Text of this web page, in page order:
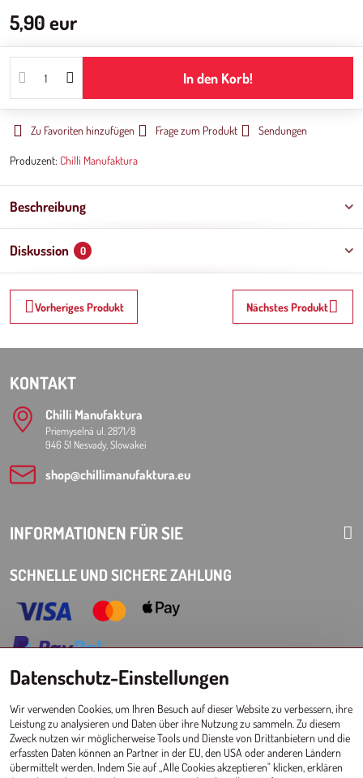
5,90 eur
In den Korb!
Zu Favoriten hinzufügen Frage zum Produkt Sendungen
Produzent: Chilli Manufaktura
Beschreibung
Diskussion 0
Vorheriges Produkt Nächstes Produkt
KONTAKT
Chilli Manufaktura
Priemyselná ul. 2871/8
946 51 Nesvady, Slowakei
shop​@chillimanufaktura​.eu
INFORMATIONEN FÜR SIE
SCHNELLE UND SICHERE ZAHLUNG
Choose Eshop for your delivery country:
AT CZ DE SK HU PL EU other countries
GROSSHANDEL FÜR GESCHÄFTE
Datenschutz-Einstellungen
Wir verwenden Cookies, um Ihren Besuch auf dieser Website zu verbessern, ihre
Leistung zu analysieren und Daten über ihre Nutzung zu sammeln. Zu diesem
Zweck nutzen wir möglicherweise Tools und Dienste von Drittanbietern und die
erfassten Daten können an Partner in der EU, den USA oder anderen Ländern
übermittelt werden. Indem Sie auf „Alle Cookies akzeptieren" klicken, erklären